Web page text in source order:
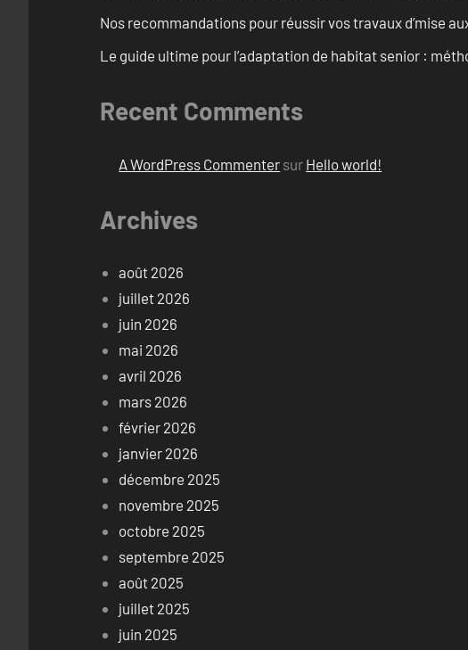
Nos recommandations pour réussir vos travaux d’mise
Le guide ultime pour l’adaptation de habitat senior :
Recent Comments
A WordPress Commenter sur Hello world!
Archives
août 2026
juillet 2026
juin 2026
mai 2026
avril 2026
mars 2026
février 2026
janvier 2026
décembre 2025
novembre 2025
octobre 2025
septembre 2025
août 2025
juillet 2025
juin 2025